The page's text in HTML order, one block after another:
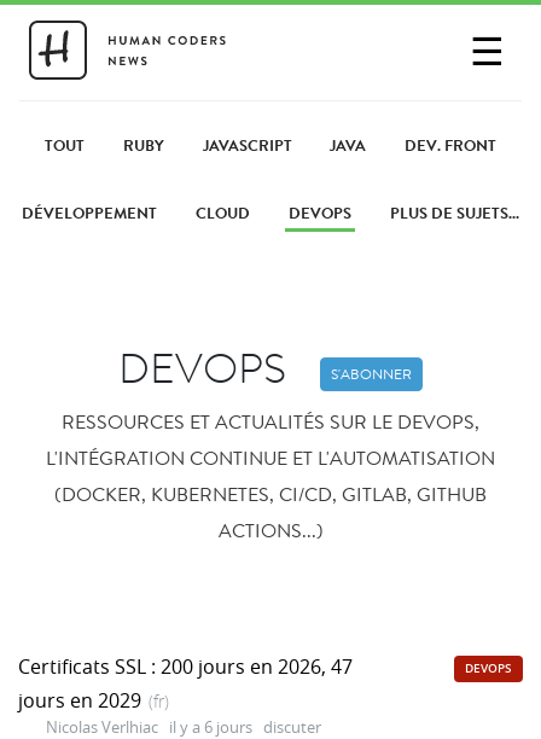
☰
PARTAGER UN LIEN
TOUT RUBY JAVASCRIPT JAVA DEV. FRONT
DÉVELOPPEMENT CLOUD DEVOPS PLUS DE SUJETS...
DEVOPS S'ABONNER
RESSOURCES ET ACTUALITÉS SUR LE DEVOPS,
L'INTÉGRATION CONTINUE ET L'AUTOMATISATION
(DOCKER, KUBERNETES, CI/CD, GITLAB, GITHUB
ACTIONS...)
Certificats SSL : 200 jours en 2026, 47
jours en 2029 (fr)
Nicolas Verlhiac il y a 6 jours discuter
DEVOPS